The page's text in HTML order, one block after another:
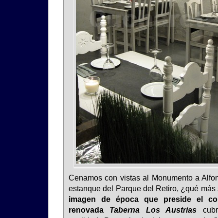
Cenamos con vistas al Monumento a
estanque del Parque del Retiro, ¿qué
imagen de época que preside el
renovada Taberna Los Austrias